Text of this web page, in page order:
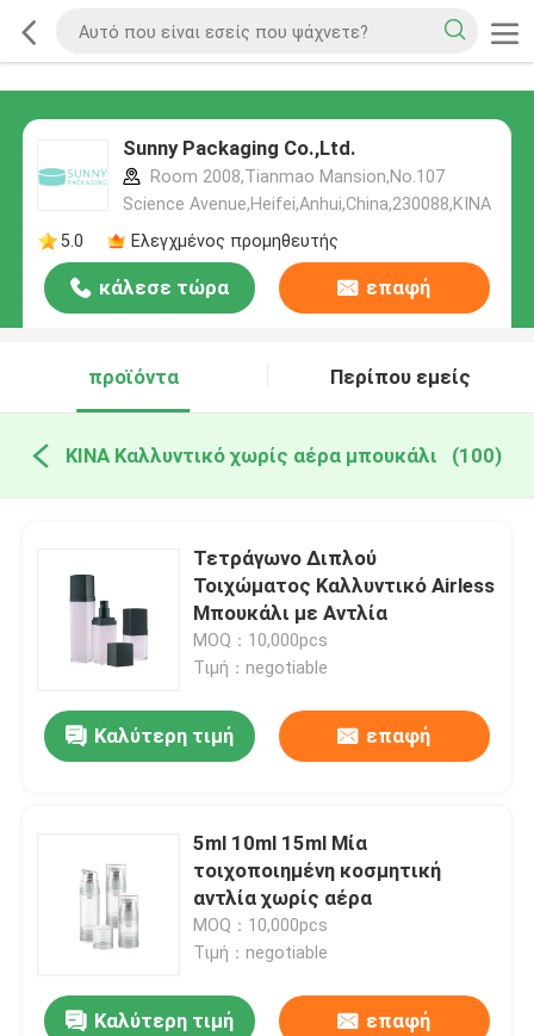
Sunny Packaging Co.,Ltd.
Room 2008,Tianmao Mansion,No.107
Science Avenue,Heifei,Anhui,China,230088,ΚΙΝΑ
5.0
Ελεγχμένος προμηθευτής
κάλεσε τώρα επαφή
προϊόντα Περίπου εμείς
ΚΙΝΑ Καλλυντικό χωρίς αέρα μπουκάλι (100)
Τετράγωνο Διπλού
Τοιχώματος Καλλυντικό Airless
Μπουκάλι με Αντλία
MOQ：10,000pcs
Τιμή：negotiable
Καλύτερη τιμή επαφή
5ml 10ml 15ml Μία
τοιχοποιημένη κοσμητική
αντλία χωρίς αέρα
MOQ：10,000pcs
Τιμή：negotiable
Καλύτερη τιμή επαφή